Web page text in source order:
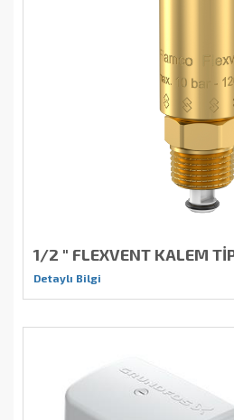
1/2 " FLEXVENT KALEM
Detaylı Bilgi